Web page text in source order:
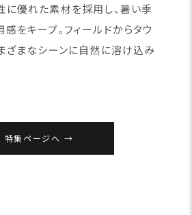
優れた素材を採用し、暑い季
をキープ。フィールドからタウ
ざまなシーンに自然に溶け込み
特集ページへ